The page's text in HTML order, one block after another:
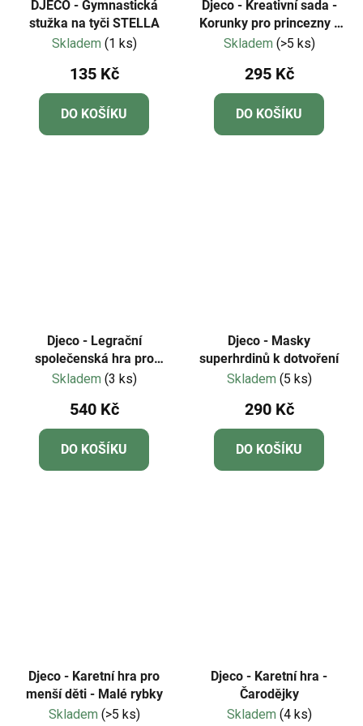
DJECO - Gymnastická
stužka na tyči STELLA
Skladem (1 ks)
135 Kč
DO KOŠÍKU
Djeco - Kreativní sada -
Korunky pro princezny -
Třpytivé
Skladem (>5 ks)
295 Kč
DO KOŠÍKU
Djeco - Legrační
společenská hra pro
nejmenší - Little action -
Skladem (3 ks)
540 Kč
DO KOŠÍKU
Djeco - Masky
superhrdinů k dotvoření
Skladem (5 ks)
290 Kč
DO KOŠÍKU
Djeco - Karetní hra pro
menší děti - Malé rybky
Skladem (>5 ks)
Djeco - Karetní hra -
Čarodějky
Skladem (4 ks)